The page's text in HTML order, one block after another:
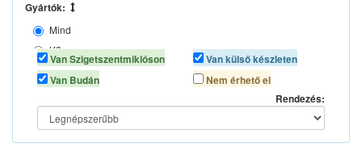
Gyártók:
Mind
K2
KUNAGONE
MOTIP
Van Szigetszentmiklóson
Van Budán
Van külső készleten
Nem érhető el
Rendezés: